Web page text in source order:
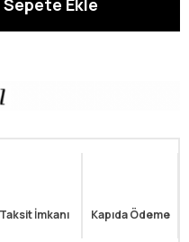
Taksit İmkanı Kapıda Ödeme